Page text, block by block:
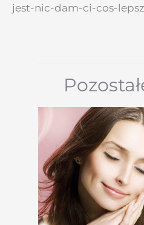
jest-nic-dam-ci-cos-